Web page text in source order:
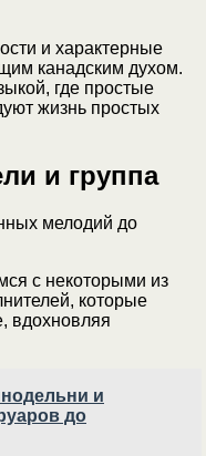
и характерные
канадским духом.
где простые
жизнь простых
и группа
с некоторыми из
которые
вдохновляя
и
до